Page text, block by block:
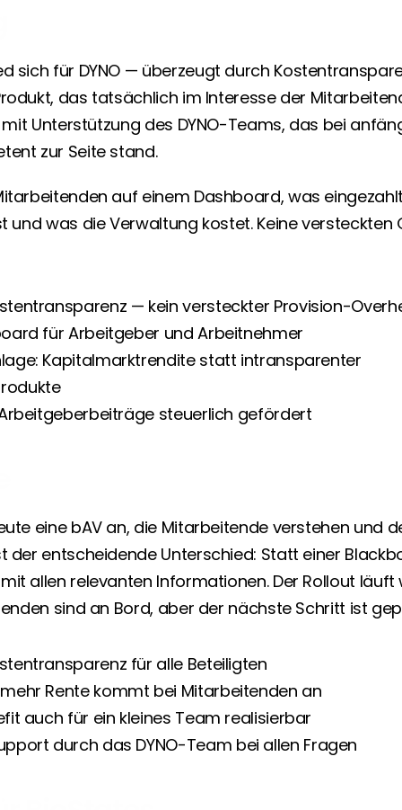
erhöhen.
sich für DYNO — überzeugt durch
das tatsächlich im Interesse der
Unterstützung des DYNO-Teams, das bei
zur Seite stand.
auf einem Dashboard, was
und was die Verwaltung kostet. Keine versteckten
— kein versteckter Provision-
für Arbeitgeber und Arbeitnehmer
Kapitalmarktrendite statt intransparenter
Arbeitgeberbeiträge steuerlich gefördert
eine bAV an, die Mitarbeitende verstehen und
der entscheidende Unterschied: Statt einer
allen relevanten Informationen. Der Rollout
sind an Bord, aber der nächste Schritt ist
für alle Beteiligten
Rente kommt bei Mitarbeitenden an
auch für ein kleines Team realisierbar
durch das DYNO-Team bei allen Fragen